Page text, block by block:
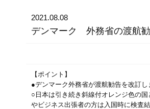
2021.08.08
デンマーク 外務省の渡航
【ポイント】
●デンマーク外務省が渡航勧告を改訂し
○日本は引き続き斜線付オレンジ色の
やビジネス出張者の方は入国時に検査